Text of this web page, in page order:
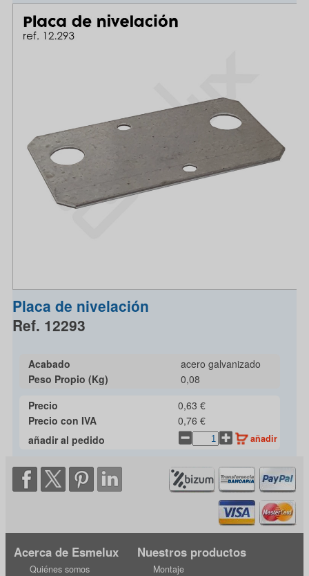
Placa de nivelación
Ref. 12293
Acabado
acero galvanizado
Peso Propio (Kg)
0,08
Precio
0,63 €
Precio con IVA
0,76 €
añadir al pedido
añadir
Acerca de Esmelux
Quiénes somos
Nuestros productos
Montaje